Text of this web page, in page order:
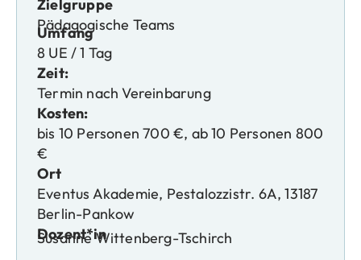
Zielgruppe
Pädagogische Teams
Umfang
8 UE / 1 Tag
Zeit:
Termin nach Vereinbarung
Kosten:
bis 10 Personen 700 €, ab 10 Personen 800
€
Ort
Eventus Akademie, Pestalozzistr. 6A, 13187
Berlin-Pankow
Dozent*in
Susanne Wittenberg-Tschirch